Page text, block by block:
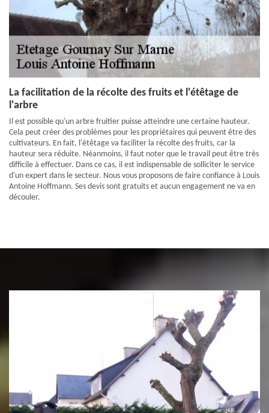
La facilitation de la récolte des fruits et l'étêtage de
l'arbre
Il est possible qu'un arbre fruitier puisse atteindre une certaine hauteur.
Cela peut créer des problèmes pour les propriétaires qui peuvent être des
cultivateurs. En fait, l'étêtage va faciliter la récolte des fruits, car la
hauteur sera réduite. Néanmoins, il faut noter que le travail peut être très
difficile à effectuer. Dans ce cas, il est indispensable de solliciter le service
d'un expert dans le secteur. Nous vous proposons de faire confiance à Louis
Antoine Hoffmann. Ses devis sont gratuits et aucun engagement ne va en
découler.